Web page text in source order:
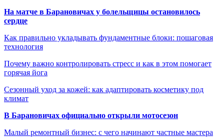
На матче в Барановичах у болельщицы остановилось
сердце
Как правильно укладывать фундаментные блоки: пошаговая
технология
Почему важно контролировать стресс и как в этом помогает
горячая йога
Сезонный уход за кожей: как адаптировать косметику под
климат
В Барановичах официально открыли мотосезон
Малый ремонтный бизнес: с чего начинают частные мастера